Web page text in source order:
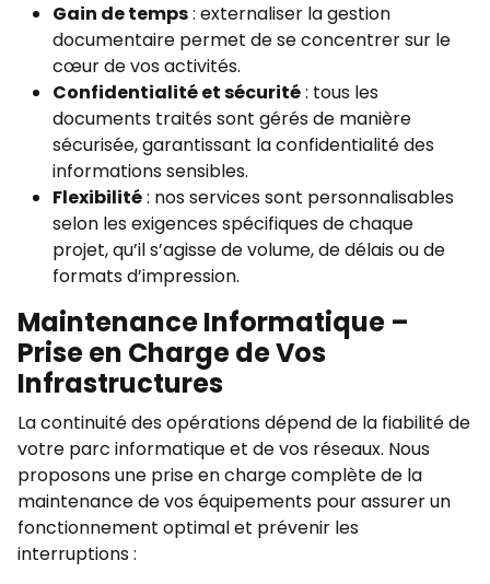
Gain de temps: externaliser la gestion
documentaire permet de se concentrer sur le
cœur de vos activités.
Confidentialité et sécurité: tous les
documents traités sont gérés de manière
sécurisée, garantissant la confidentialité des
informations sensibles.
Flexibilité: nos services sont personnalisables
selon les exigences spécifiques de chaque
projet, qu’il s’agisse de volume, de délais ou de
formats d’impression.
Maintenance Informatique –
Prise en Charge de Vos
Infrastructures
La continuité des opérations dépend de la fiabilité de
votre parc informatique et de vos réseaux. Nous
proposons une prise en charge complète de la
maintenance de vos équipements pour assurer un
fonctionnement optimal et prévenir les
interruptions :